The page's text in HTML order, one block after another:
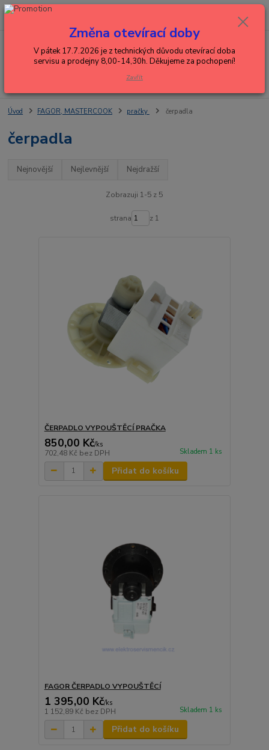
Menu
+420 602 288 130
0,00 Kč
Úvod FAGOR, MASTERCOOK pračky čerpadla
čerpadla
Nejnovější Nejlevnější Nejdražší
Zobrazuji 1-5 z 5
strana z 1
ČERPADLO VYPOUŠTĚCÍ PRAČKA
850,00 Kč/ks
702,48 Kč bez DPH Skladem 1 ks
Přidat do košíku
FAGOR ČERPADLO VYPOUŠTĚCÍ
1 395,00 Kč/ks
1 152,89 Kč bez DPH Skladem 1 ks
Přidat do košíku
Změna otevírací doby
V pátek 17.7.2026 je z technických důvodu otevírací doba
servisu a prodejny 8,00-14,30h. Děkujeme za pochopení!
Zavřít